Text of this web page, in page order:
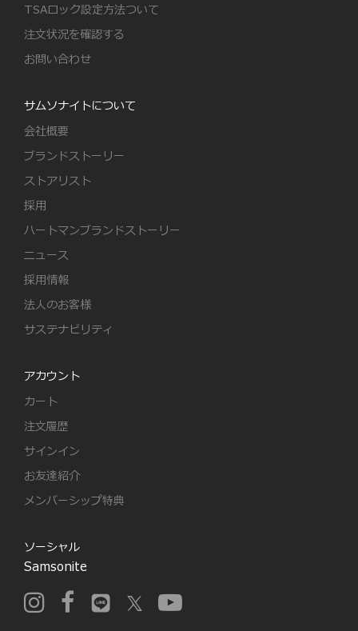
TSAロック設定方法ついて
注文状況を確認する
お問い合わせ
サムソナイトについて
会社概要
ブランドストーリー
ストアリスト
採用
ハートマンブランドストーリー
ニュース
採用情報
法人のお客様
サステナビリティ
アカウント
カート
注文履歴
サインイン
お友達紹介
メンバーシップ特典
ソーシャル
Samsonite